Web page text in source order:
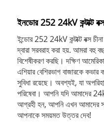
ইনডোর 252 24kV কন্টাক্ট বক্স
ইন্ডোর 252 24kV কন্টাক্ট বক্স
দ্বারা সরবরাহ করা হয়. আমরা বহু
বিশেষীকরণ করছি। দক্ষিণ
এশিয়ার বেশিরভাগ বাজারকে
সুবিধা রয়েছে। অবশ্যই, যা
পরিষেবা। আপনি যদি আমাদের
আগ্রহী হন, আপনি এখন আমাদের
আপনাকে সময়মত উত্তর দেব!